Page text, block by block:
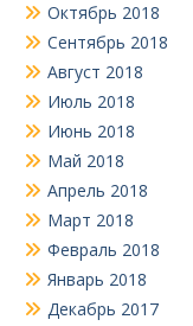
Октябрь 2018
Сентябрь 2018
Август 2018
Июль 2018
Июнь 2018
Май 2018
Апрель 2018
Март 2018
Февраль 2018
Январь 2018
Декабрь 2017